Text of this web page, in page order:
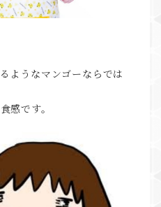
ようなマンゴーならでは
感です。